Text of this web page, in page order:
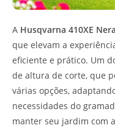
A Husqvarna 410XE Nera
que elevam a
eficiente e prático. Um
de altura de corte, que
várias opções,
necessidades do
manter seu jardim com